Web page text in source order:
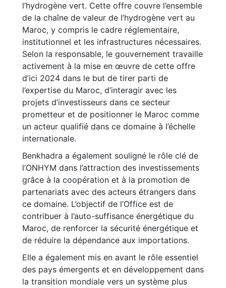
l’hydrogène vert. Cette offre couvre l’ensemble
de la chaîne de valeur de l’hydrogène vert au
Maroc, y compris le cadre réglementaire,
institutionnel et les infrastructures nécessaires.
Selon la responsable, le gouvernement travaille
activement à la mise en œuvre de cette offre
d’ici 2024 dans le but de tirer parti de
l’expertise du Maroc, d’interagir avec les
projets d’investisseurs dans ce secteur
prometteur et de positionner le Maroc comme
un acteur qualifié dans ce domaine à l’échelle
internationale.
Benkhadra a également souligné le rôle clé de
l’ONHYM dans l’attraction des investissements
grâce à la coopération et à la promotion de
partenariats avec des acteurs étrangers dans
ce domaine. L’objectif de l’Office est de
contribuer à l’auto-suffisance énergétique du
Maroc, de renforcer la sécurité énergétique et
de réduire la dépendance aux importations.
Elle a également mis en avant le rôle essentiel
des pays émergents et en développement dans
la transition mondiale vers un système plus